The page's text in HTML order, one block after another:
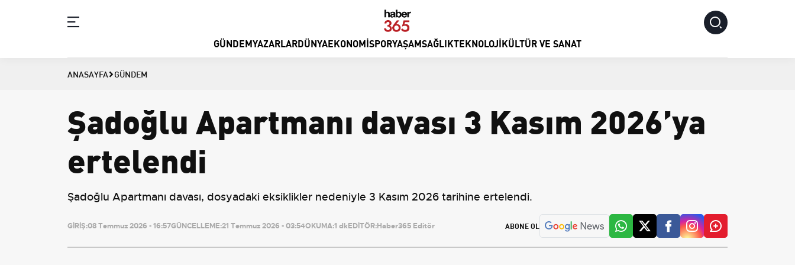
GÜNDEMYAZARLARDÜNYAEKONOMISPORYAŞAMSAĞLIKTEKNOLOJIKÜLTÜR VE SANAT
ANASAYFA GÜNDEM
Şadoğlu Apartmanı davası 3 Kasım 2026’ya
ertelendi
Şadoğlu Apartmanı davası, dosyadaki eksiklikler nedeniyle 3 Kasım 2026 tarihine ertelendi.
GİRİŞ:08 Temmuz 2026 - 16:57GÜNCELLEME:21 Temmuz 2026 - 03:54OKUMA:1 dkEDİTÖR:Haber365 Editör ABONE OL